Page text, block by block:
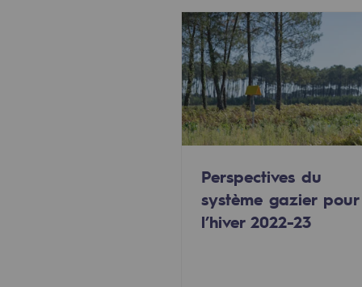
Espace pédagogique
Espace pédagogique
2050 : un monde d’énergies
Objectif Hydrogène
CCUS Objectif Zéro CO2
Objectif Biométhane
Perspectives du
système gazier pour
l’hiver 2022-23